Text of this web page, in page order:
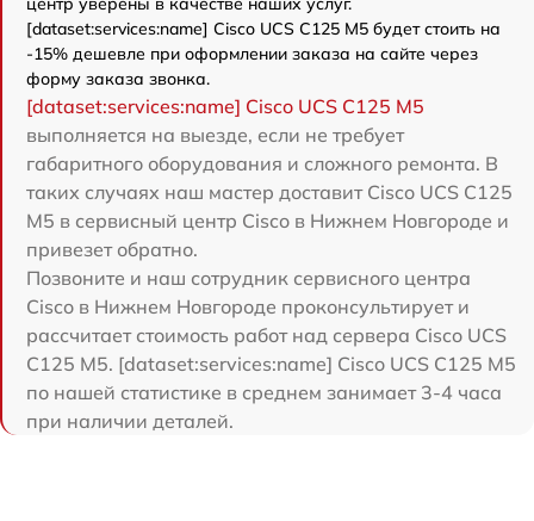
[dataset:services:name] Cisco UCS C125 M5 будет стоить на
-15% дешевле при оформлении заказа на сайте через
форму заказа звонка.
[dataset:services:name] Cisco UCS C125 M5
выполняется на выезде, если не требует
габаритного оборудования и сложного ремонта. В
таких случаях наш мастер доставит Cisco UCS C125
M5 в сервисный центр Cisco в Нижнем Новгороде и
привезет обратно.
Позвоните и наш сотрудник сервисного центра
Cisco в Нижнем Новгороде проконсультирует и
рассчитает стоимость работ над сервера Cisco UCS
C125 M5. [dataset:services:name] Cisco UCS C125 M5
по нашей статистике в среднем занимает 3-4 часа
при наличии деталей.